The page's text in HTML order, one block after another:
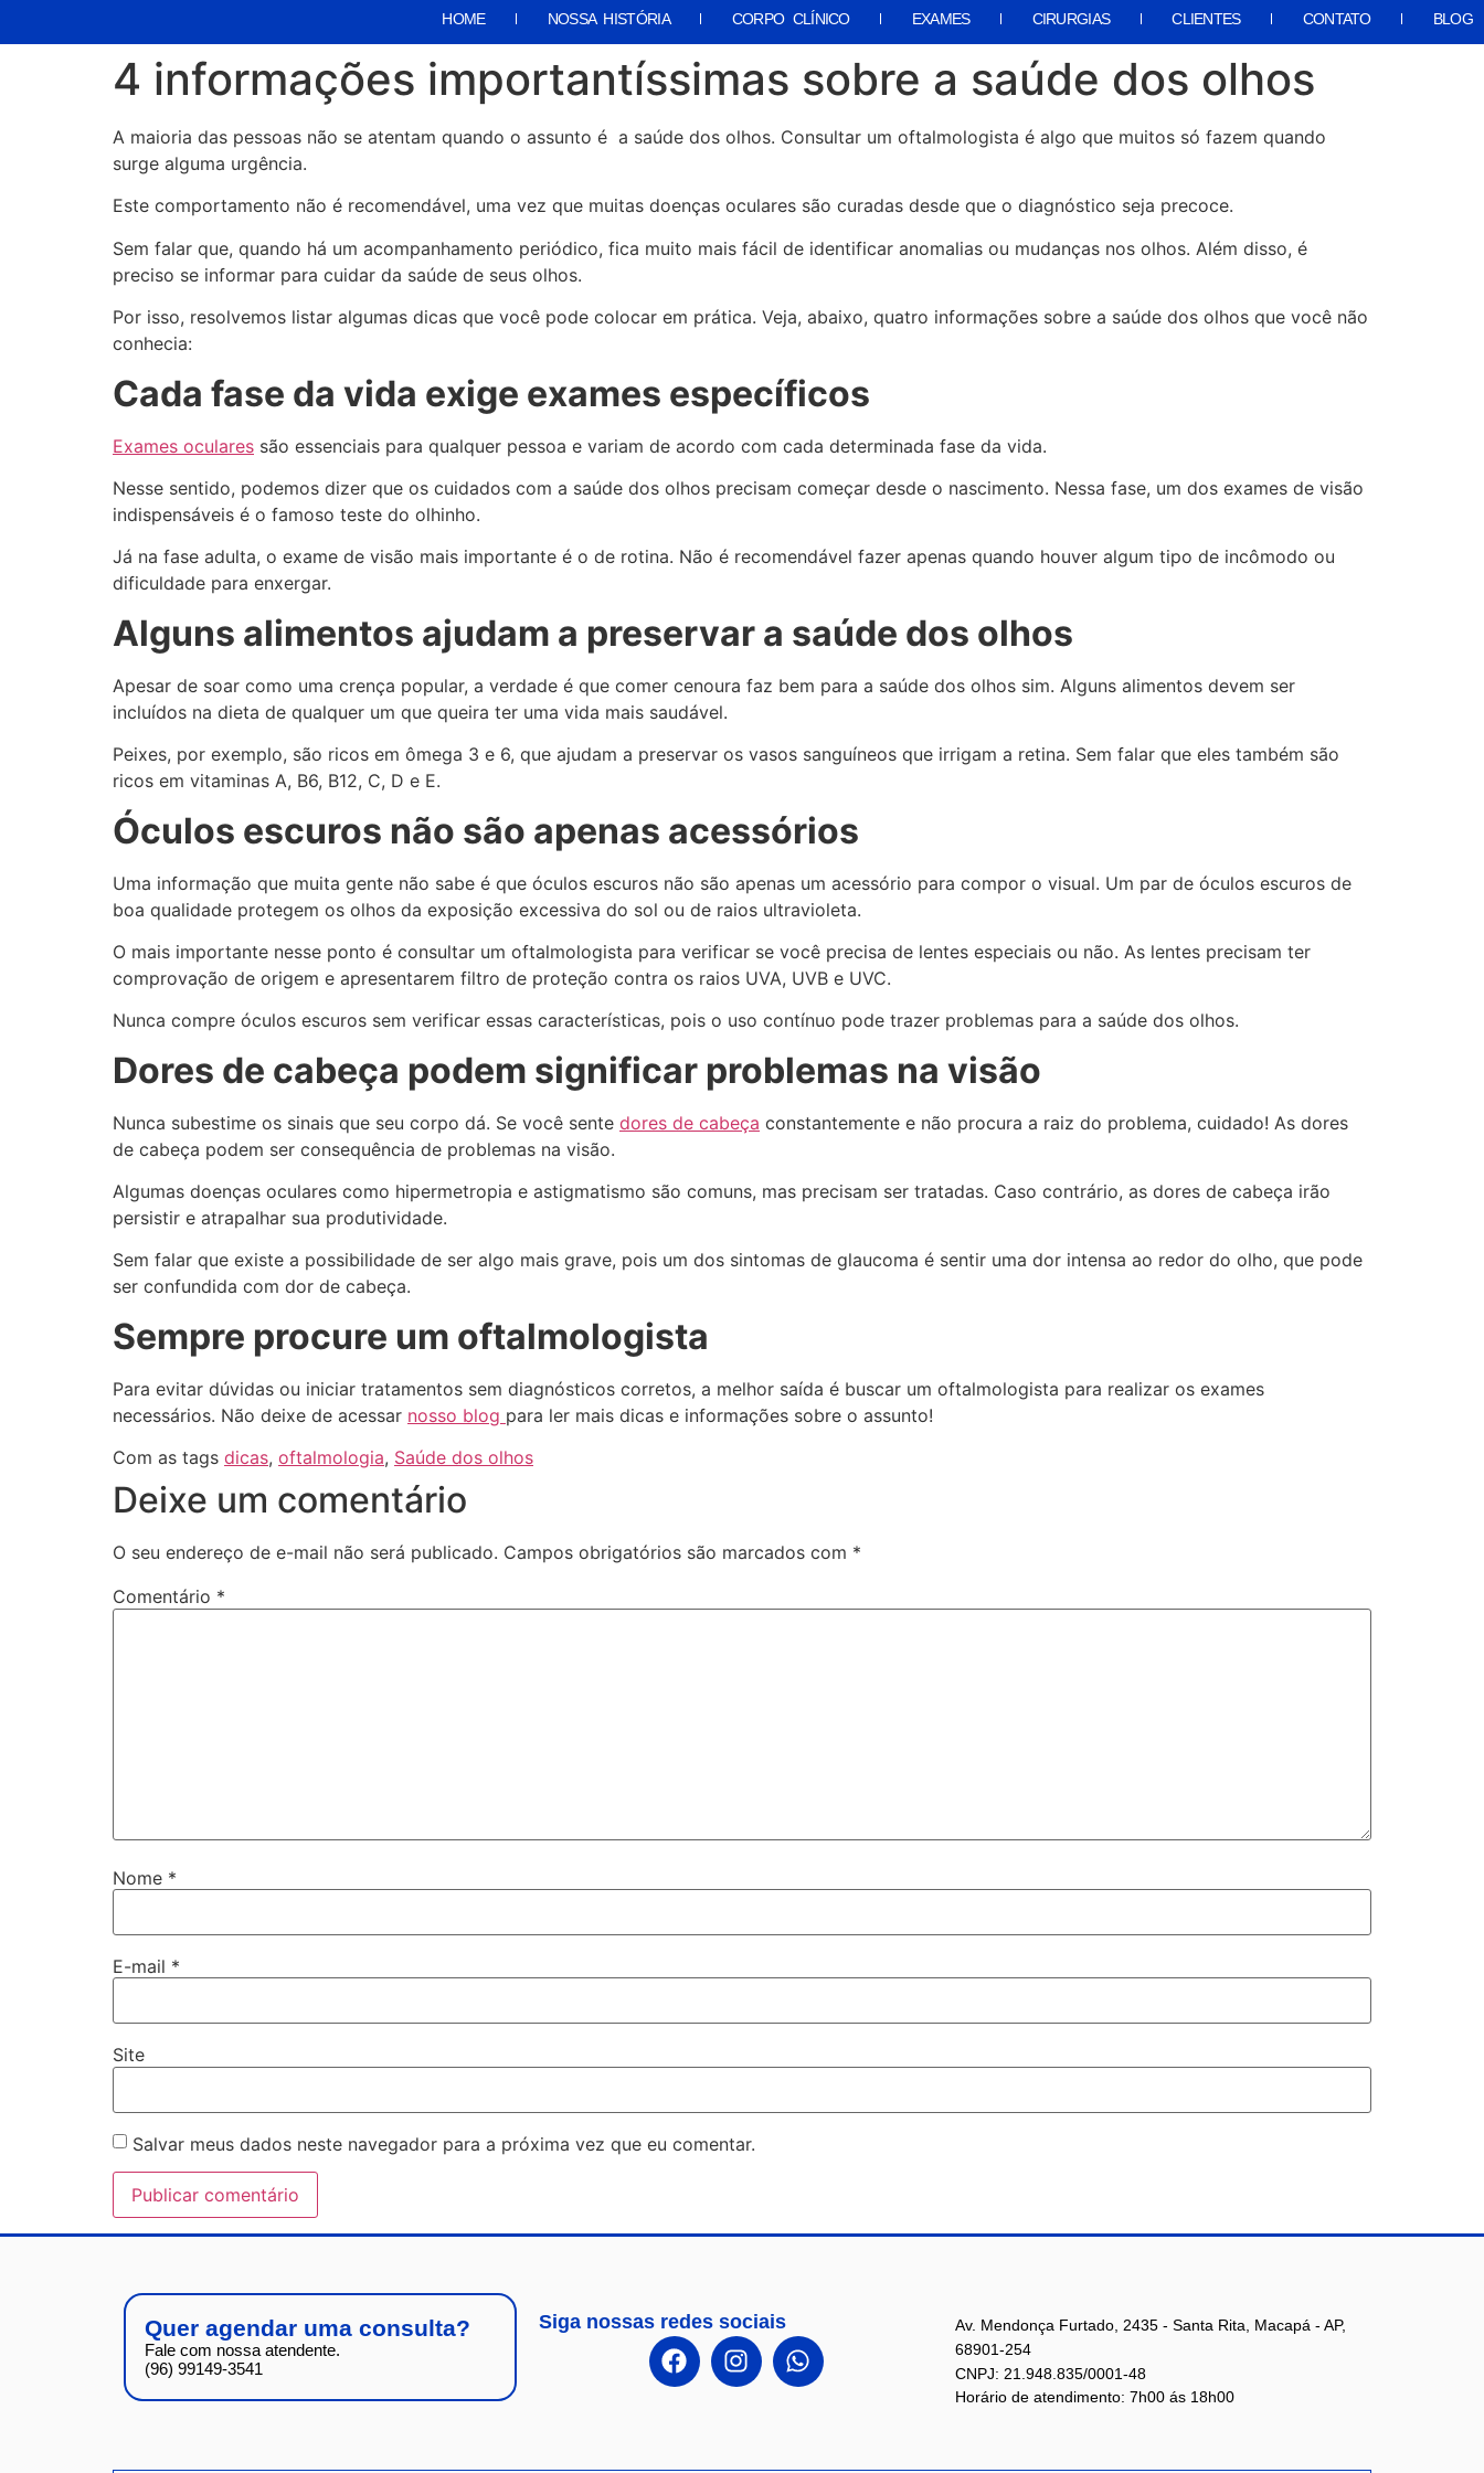
HOME NOSSA HISTÓRIA CORPO CLÍNICO EXAMES CIRURGIAS CLIENTES CONTATO BLOG
4 informações importantíssimas sobre a saúde dos olhos
A maioria das pessoas não se atentam quando o assunto é a saúde dos olhos. Consultar um oftalmologista é algo que muitos só fazem quando
surge alguma urgência.
Este comportamento não é recomendável, uma vez que muitas doenças oculares são curadas desde que o diagnóstico seja precoce.
Sem falar que, quando há um acompanhamento periódico, fica muito mais fácil de identificar anomalias ou mudanças nos olhos. Além disso, é
preciso se informar para cuidar da saúde de seus olhos.
Por isso, resolvemos listar algumas dicas que você pode colocar em prática. Veja, abaixo, quatro informações sobre a saúde dos olhos que você não
conhecia:
Cada fase da vida exige exames específicos
Exames oculares são essenciais para qualquer pessoa e variam de acordo com cada determinada fase da vida.
Nesse sentido, podemos dizer que os cuidados com a saúde dos olhos precisam começar desde o nascimento. Nessa fase, um dos exames de visão
indispensáveis é o famoso teste do olhinho.
Já na fase adulta, o exame de visão mais importante é o de rotina. Não é recomendável fazer apenas quando houver algum tipo de incômodo ou
dificuldade para enxergar.
Alguns alimentos ajudam a preservar a saúde dos olhos
Apesar de soar como uma crença popular, a verdade é que comer cenoura faz bem para a saúde dos olhos sim. Alguns alimentos devem ser
incluídos na dieta de qualquer um que queira ter uma vida mais saudável.
Peixes, por exemplo, são ricos em ômega 3 e 6, que ajudam a preservar os vasos sanguíneos que irrigam a retina. Sem falar que eles também são
ricos em vitaminas A, B6, B12, C, D e E.
Óculos escuros não são apenas acessórios
Uma informação que muita gente não sabe é que óculos escuros não são apenas um acessório para compor o visual. Um par de óculos escuros de
boa qualidade protegem os olhos da exposição excessiva do sol ou de raios ultravioleta.
O mais importante nesse ponto é consultar um oftalmologista para verificar se você precisa de lentes especiais ou não. As lentes precisam ter
comprovação de origem e apresentarem filtro de proteção contra os raios UVA, UVB e UVC.
Nunca compre óculos escuros sem verificar essas características, pois o uso contínuo pode trazer problemas para a saúde dos olhos.
Dores de cabeça podem significar problemas na visão
Nunca subestime os sinais que seu corpo dá. Se você sente dores de cabeça constantemente e não procura a raiz do problema, cuidado! As dores
de cabeça podem ser consequência de problemas na visão.
Algumas doenças oculares como hipermetropia e astigmatismo são comuns, mas precisam ser tratadas. Caso contrário, as dores de cabeça irão
persistir e atrapalhar sua produtividade.
Sem falar que existe a possibilidade de ser algo mais grave, pois um dos sintomas de glaucoma é sentir uma dor intensa ao redor do olho, que pode
ser confundida com dor de cabeça.
Sempre procure um oftalmologista
Para evitar dúvidas ou iniciar tratamentos sem diagnósticos corretos, a melhor saída é buscar um oftalmologista para realizar os exames
necessários. Não deixe de acessar nosso blog para ler mais dicas e informações sobre o assunto!
Com as tags dicas, oftalmologia, Saúde dos olhos
Deixe um comentário
O seu endereço de e-mail não será publicado. Campos obrigatórios são marcados com *
Comentário *
Nome *
E-mail *
Site
Salvar meus dados neste navegador para a próxima vez que eu comentar.
Quer agendar uma consulta?
Fale com nossa atendente.
(96) 99149-3541
Siga nossas redes sociais
Av. Mendonça Furtado, 2435 - Santa Rita, Macapá - AP,
68901-254
CNPJ: 21.948.835/0001-48
Horário de atendimento: 7h00 ás 18h00